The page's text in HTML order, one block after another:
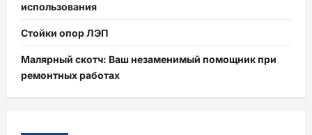
использования
Стойки опор ЛЭП
Малярный скотч: Ваш незаменимый помощник при
ремонтных работах